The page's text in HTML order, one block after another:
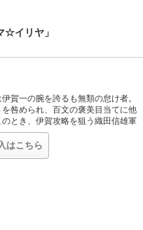
☆イリヤ」
賀一の腕を誇るも無類の怠け者。
咎められ、百文の褒美目当てに他
とき、伊賀攻略を狙う織田信雄軍
び軍団との、壮絶な戦の火蓋が切
荒な人物、スリリングな謀略、迫
」を背景に、全く新しい歴史小説
作。
はこちら